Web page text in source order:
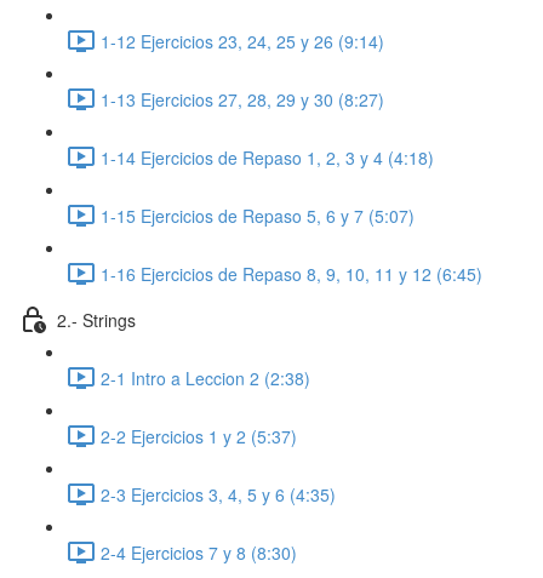
1-12 Ejercicios 23, 24, 25 y 26 (9:14)
1-13 Ejercicios 27, 28, 29 y 30 (8:27)
1-14 Ejercicios de Repaso 1, 2, 3 y 4 (4:18)
1-15 Ejercicios de Repaso 5, 6 y 7 (5:07)
1-16 Ejercicios de Repaso 8, 9, 10, 11 y 12 (6:45)
2.- Strings
2-1 Intro a Leccion 2 (2:38)
2-2 Ejercicios 1 y 2 (5:37)
2-3 Ejercicios 3, 4, 5 y 6 (4:35)
2-4 Ejercicios 7 y 8 (8:30)